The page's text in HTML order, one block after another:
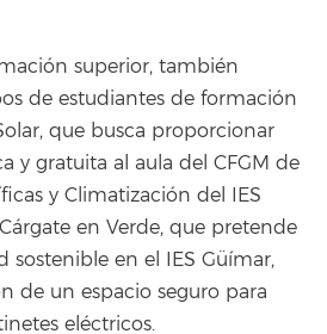
superior, también
de estudiantes de formación
que busca proporcionar
y gratuita al aula del CFGM de
y Climatización del IES
en Verde, que pretende
sostenible en el IES Güímar,
de un espacio seguro para
eléctricos.